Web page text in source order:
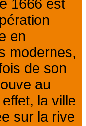
1666 est
en
modernes,
de son
au
la ville
sur la rive